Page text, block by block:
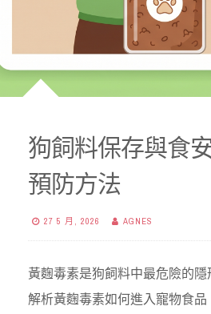
狗飼料保存與食
預防方法
27 5 月, 2026 AGNES
黃麴毒素是狗飼料中最危險的
解析黃麴毒素如何進入寵物食